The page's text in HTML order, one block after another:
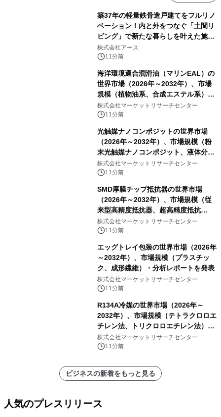
築37年の軽量鉄骨造戸建てをフルリノ
ベーション！内と外をつなぐ「土間リ
ビング」で新たな暮らしを叶えた施工
事例を株式会社アースが公開
株式会社アース
11分前
海洋環境適合潤滑油（マリンEAL）の
世界市場（2026年～2032年）、市場
規模（植物油系、合成エステル系）・
分析レポートを発表
株式会社マーケットリサーチセンター
11分前
光触媒ナノコンポジットの世界市場
（2026年～2032年）、市場規模（粉
末光触媒ナノコンポジット、液体分散
液／ゾル、コーティング／フィルム一
体型製品、構造化／バルク材料）・分
株式会社マーケットリサーチセンター
11分前
SMD厚膜チップ抵抗器の世界市場
（2026年～2032年）、市場規模（従
来型高精度抵抗器、超高精度抵抗
器）・分析レポートを発表
株式会社マーケットリサーチセンター
11分前
エッグトレイ包装の世界市場（2026年
～2032年）、市場規模（プラスチッ
ク、成形繊維）・分析レポートを発表
株式会社マーケットリサーチセンター
11分前
R134A冷媒の世界市場（2026年～
2032年）、市場規模（テトラクロロエ
チレン法、トリクロロエチレン法）・
分析レポートを発表
株式会社マーケットリサーチセンター
11分前
ビジネスの新着をもっと見る
人気のプレスリリース